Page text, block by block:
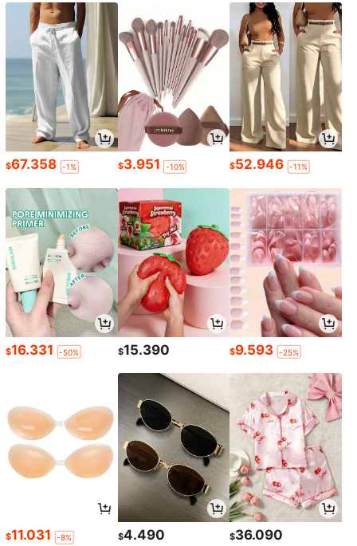
$67.358 -1% $3.951 -10% $52.946 -11%
$16.331 -50% $15.390 $9.593 -25%
$11.031 -8% $4.490 $36.090